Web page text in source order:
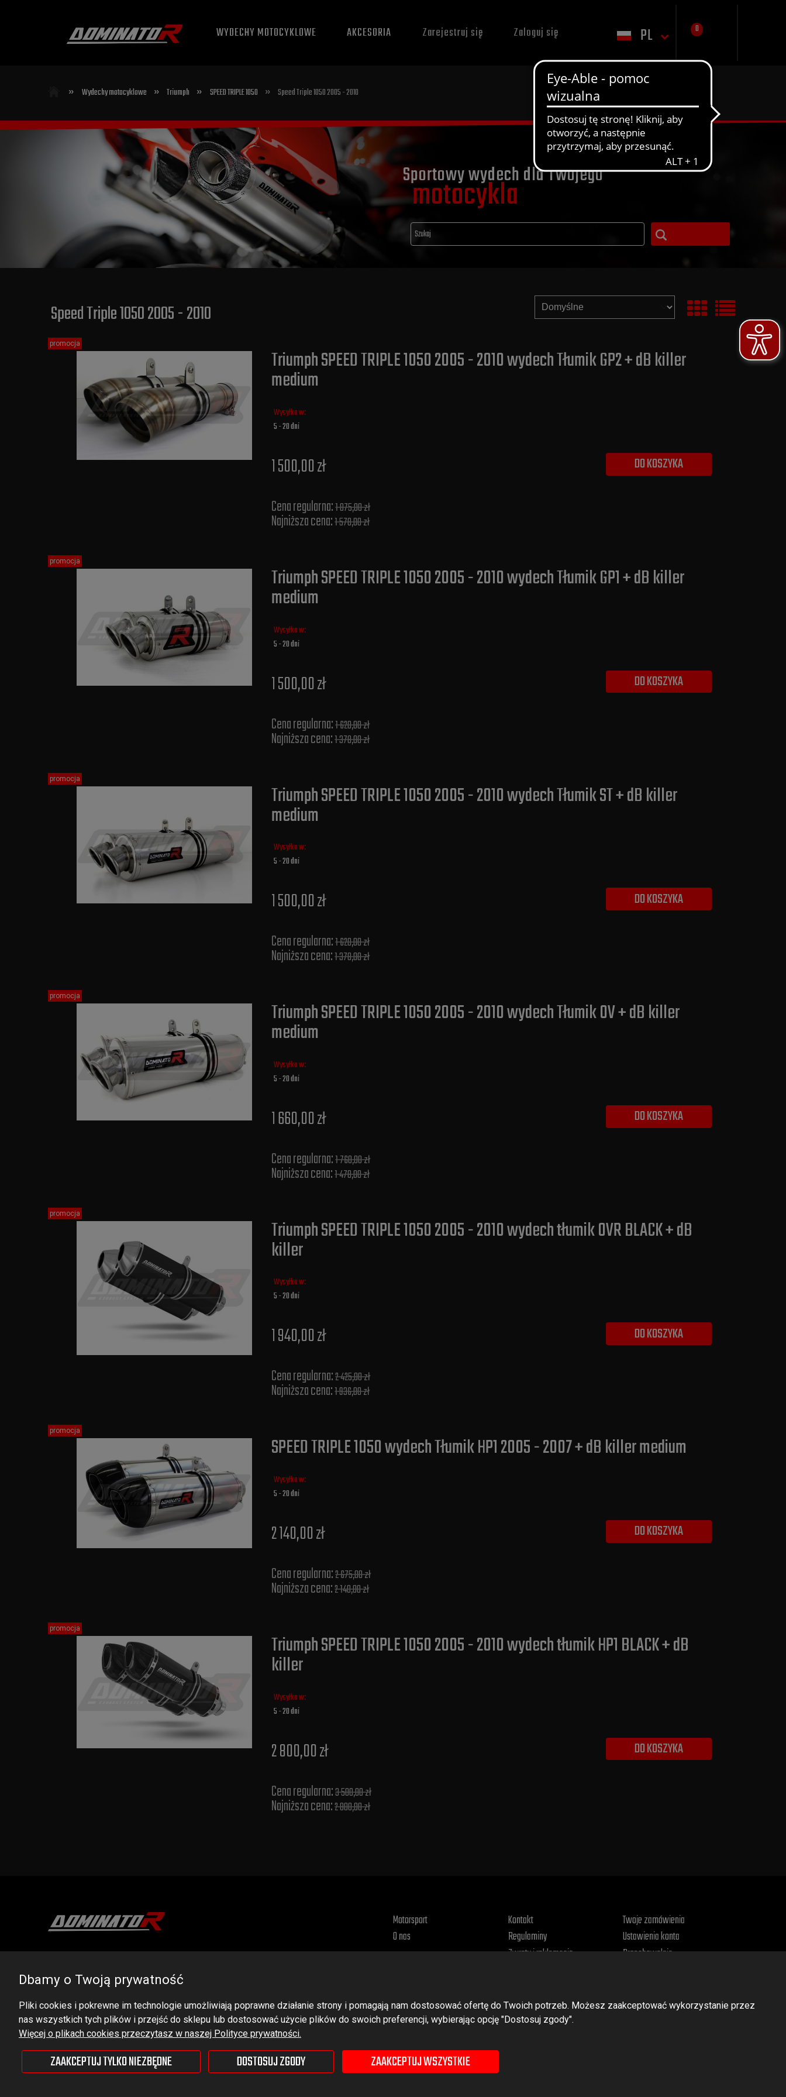
WYDECHY MOTOCYKLOWE AKCESORIA Zarejestruj się Zaloguj się PL 0
» Wydechy motocyklowe » Triumph » SPEED TRIPLE 1050 » Speed Triple 1050 2005 - 2010
Sportowy wydech dla Twojego
motocykla
Speed Triple 1050 2005 - 2010
Triumph SPEED TRIPLE 1050 2005 - 2010 wydech Tłumik GP2 + dB killer
medium
Wysyłka w:
5 - 20 dni
1 500,00 zł
Cena regularna:1 875,00 zł
Najniższa cena:1 578,00 zł
DO KOSZYKA
promocja
Triumph SPEED TRIPLE 1050 2005 - 2010 wydech Tłumik GP1 + dB killer
medium
Wysyłka w:
5 - 20 dni
1 500,00 zł
Cena regularna:1 620,00 zł
Najniższa cena:1 378,00 zł
DO KOSZYKA
promocja
Triumph SPEED TRIPLE 1050 2005 - 2010 wydech Tłumik ST + dB killer
medium
Wysyłka w:
5 - 20 dni
1 500,00 zł
Cena regularna:1 620,00 zł
Najniższa cena:1 378,00 zł
DO KOSZYKA
promocja
Triumph SPEED TRIPLE 1050 2005 - 2010 wydech Tłumik OV + dB killer
medium
Wysyłka w:
5 - 20 dni
1 660,00 zł
Cena regularna:1 760,00 zł
Najniższa cena:1 478,00 zł
DO KOSZYKA
promocja
Triumph SPEED TRIPLE 1050 2005 - 2010 wydech tłumik OVR BLACK + dB
killer
Wysyłka w:
5 - 20 dni
1 940,00 zł
Cena regularna:2 425,00 zł
Najniższa cena:1 936,00 zł
DO KOSZYKA
promocja
SPEED TRIPLE 1050 wydech Tłumik HP1 2005 - 2007 + dB killer medium
Wysyłka w:
5 - 20 dni
2 140,00 zł
Cena regularna:2 675,00 zł
Najniższa cena:2 140,00 zł
DO KOSZYKA
promocja
Triumph SPEED TRIPLE 1050 2005 - 2010 wydech tłumik HP1 BLACK + dB
killer
Wysyłka w:
5 - 20 dni
2 800,00 zł
Cena regularna:3 500,00 zł
Najniższa cena:2 800,00 zł
DO KOSZYKA
promocja
Ludowa 59, 43-514 Kaniów, POLAND
dominator@dominator.pl
Motorsport
O nas
Kontakt
Regulaminy
Zwroty i reklamacje
Twoje zamówienia
Ustawienia konta
Przechowalnia
Dbamy o Twoją prywatność
Pliki cookies i pokrewne im technologie umożliwiają poprawne działanie strony i pomagają nam dostosować ofertę do Twoich potrzeb. Możesz zaakceptować wykorzystanie przez
nas wszystkich tych plików i przejść do sklepu lub dostosować użycie plików do swoich preferencji, wybierając opcję "Dostosuj zgody".
Więcej o plikach cookies przeczytasz w naszej Polityce prywatności.
ZAAKCEPTUJ TYLKO NIEZBĘDNE DOSTOSUJ ZGODY ZAAKCEPTUJ WSZYSTKIE